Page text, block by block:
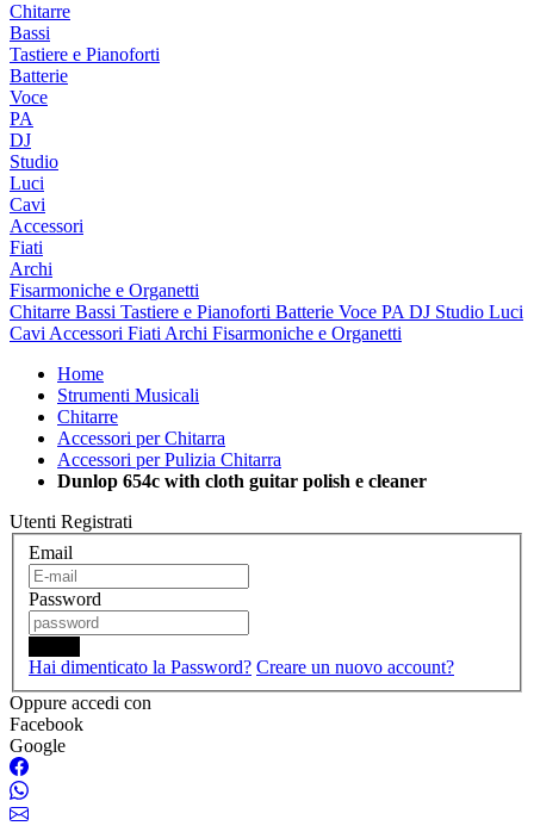
Chitarre
Bassi
Tastiere e Pianoforti
Batterie
Voce
PA
DJ
Studio
Luci
Cavi
Accessori
Fiati
Archi
Fisarmoniche e Organetti
Chitarre Bassi Tastiere e Pianoforti Batterie Voce PA DJ Studio Luci
Cavi Accessori Fiati Archi Fisarmoniche e Organetti
Home
Strumenti Musicali
Chitarre
Accessori per Chitarra
Accessori per Pulizia Chitarra
Dunlop 654c with cloth guitar polish e cleaner
Utenti Registrati
Email
Password
Hai dimenticato la Password? Creare un nuovo account?
Oppure accedi con
Facebook
Google